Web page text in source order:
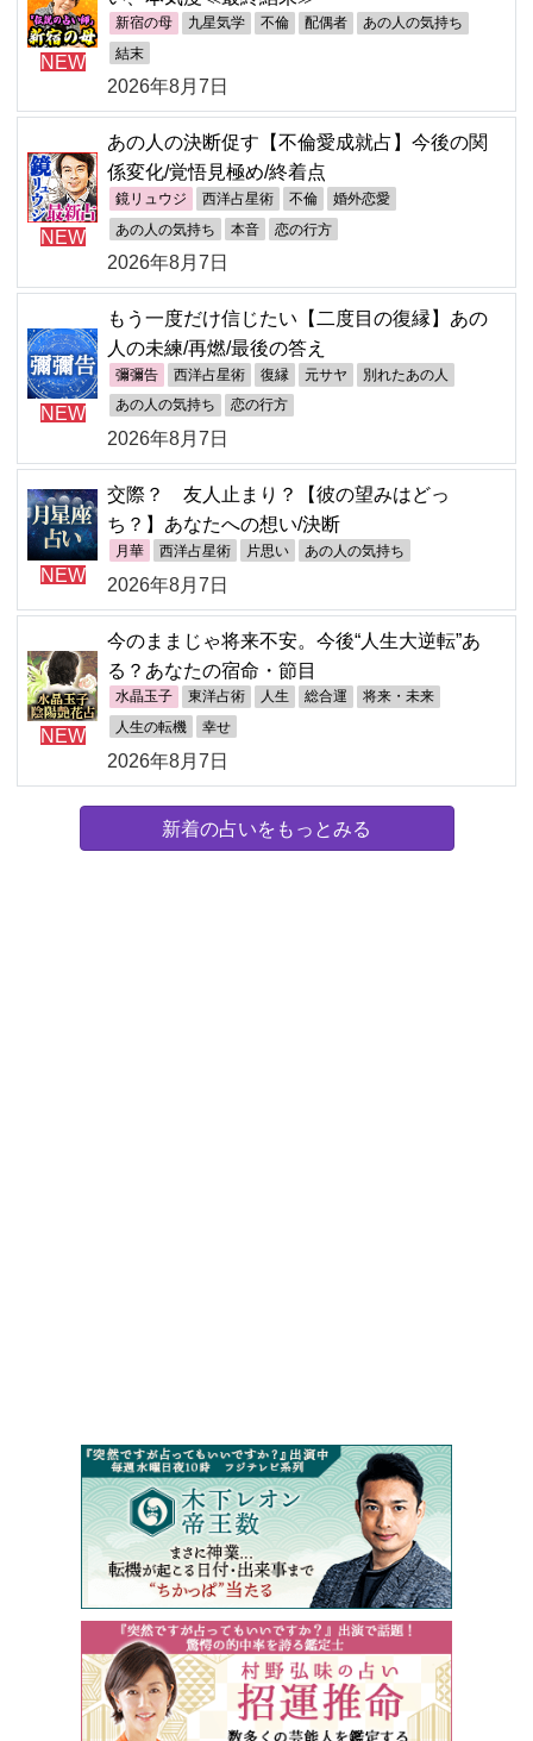
NEW
新宿の母 九星気学 不倫 配偶者 あの人の気持ち
結末
2026年8月7日
NEW
あの人の決断促す【不倫愛成就占】今後の関
係変化/覚悟見極め/終着点
鏡リュウジ 西洋占星術 不倫 婚外恋愛
あの人の気持ち 本音 恋の行方
2026年8月7日
NEW
もう一度だけ信じたい【二度目の復縁】あの
人の未練/再燃/最後の答え
彌彌告 西洋占星術 復縁 元サヤ 別れたあの人
あの人の気持ち 恋の行方
2026年8月7日
NEW
交際？ 友人止まり？【彼の望みはどっ
ち？】あなたへの想い/決断
月華 西洋占星術 片思い あの人の気持ち
2026年8月7日
NEW
今のままじゃ将来不安。今後“人生大逆転”あ
る？あなたの宿命・節目
水晶玉子 東洋占術 人生 総合運 将来・未来
人生の転機 幸せ
2026年8月7日
新着の占いをもっとみる